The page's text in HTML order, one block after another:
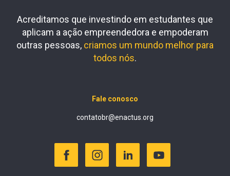
Acreditamos que investindo em estudantes que
aplicam a ação empreendedora e empoderam
outras pessoas, criamos um mundo melhor para
todos nós.
Fale conosco
contatobr@enactus.org